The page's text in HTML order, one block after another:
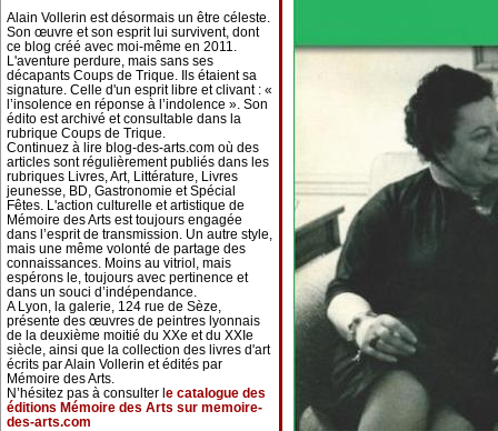
Alain Vollerin est désormais un être céleste.
Son œuvre et son esprit lui survivent, dont
ce blog créé avec moi-même en 2011.
L'aventure perdure, mais sans ses
décapants Coups de Trique. Ils étaient sa
signature. Celle d'un esprit libre et clivant : «
l’insolence en réponse à l’indolence ». Son
édito est archivé et consultable dans la
rubrique Coups de Trique.
Continuez à lire blog-des-arts.com où des
articles sont régulièrement publiés dans les
rubriques Livres, Art, Littérature, Livres
jeunesse, BD, Gastronomie et Spécial
Fêtes. L'action culturelle et artistique de
Mémoire des Arts est toujours engagée
dans l’esprit de transmission. Un autre style,
mais une même volonté de partage des
connaissances. Moins au vitriol, mais
espérons le, toujours avec pertinence et
dans un souci d’indépendance.
A Lyon, la galerie, 124 rue de Sèze,
présente des œuvres de peintres lyonnais
de la deuxième moitié du XXe et du XXIe
siècle, ainsi que la collection des livres d'art
écrits par Alain Vollerin et édités par
Mémoire des Arts.
N’hésitez pas à consulter l e catalogue des
éditions Mémoire des Arts sur memoire-
des-arts.com